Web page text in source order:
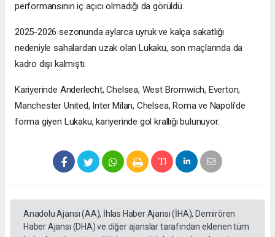
performansının iç açıcı olmadığı da görüldü.
2025-2026 sezonunda aylarca uyruk ve kalça sakatlığı
nedeniyle sahalardan uzak olan Lukaku, son maçlarında da
kadro dışı kalmıştı.
Kariyerinde Anderlecht, Chelsea, West Bromwich, Everton,
Manchester United, Inter Milan, Chelsea, Roma ve Napoli’de
forma giyen Lukaku, kariyerinde gol krallığı bulunuyor.
Anadolu Ajansı (AA), İhlas Haber Ajansı (İHA), Demirören
Haber Ajansı (DHA) ve diğer ajanslar tarafından eklenen tüm